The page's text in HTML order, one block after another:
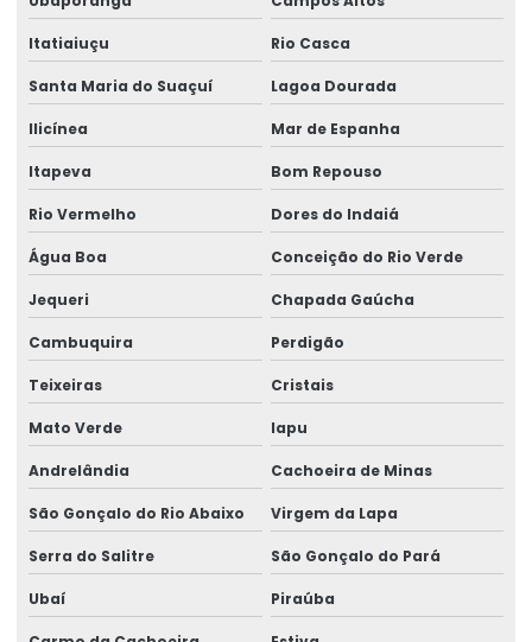
Itatiaiuçu Rio Casca
Santa Maria do Suaçuí Lagoa Dourada
Ilicínea Mar de Espanha
Itapeva Bom Repouso
Rio Vermelho Dores do Indaiá
Água Boa Conceição do Rio Verde
Jequeri Chapada Gaúcha
Cambuquira Perdigão
Teixeiras Cristais
Mato Verde Iapu
Andrelândia Cachoeira de Minas
São Gonçalo do Rio Abaixo Virgem da Lapa
Serra do Salitre São Gonçalo do Pará
Ubaí Piraúba